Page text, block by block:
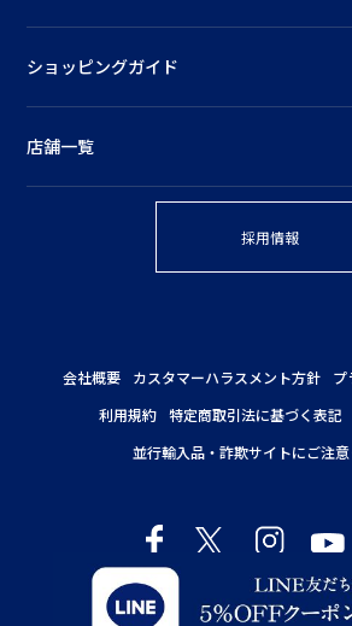
ショッピングガイド
店舗一覧
採用情報
会社概要 カスタマーハラスメント方針
プ
利用規約 特定商取引法に基づく表記
並行輸入品・詐欺サイトにご注
Copyright © NEAL'S YARD